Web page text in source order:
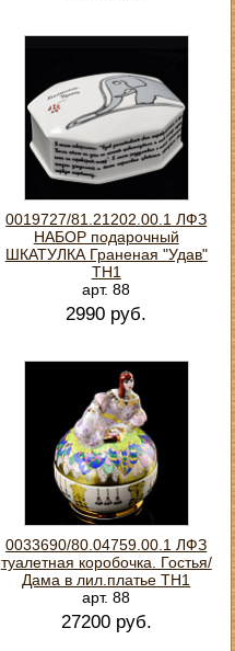
0019727/81.21202.00.1 ЛФЗ
НАБОР подарочный
ШКАТУЛКА Граненая "Удав"
ТН1
арт. 88
2990 руб.
0033690/80.04759.00.1 ЛФЗ
туалетная коробочка. Гостья/
Дама в лил.платье ТН1
арт. 88
27200 руб.